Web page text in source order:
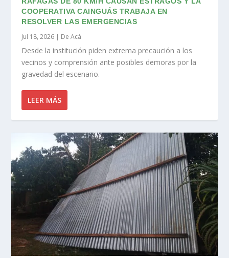
COOPERATIVA CAINGUÁS TRABAJA EN
RESOLVER LAS EMERGENCIAS
Jul 18, 2026 | De Acá
Desde la institución piden extrema precaución a los
vecinos y comprensión ante posibles demoras por la
gravedad del escenario.
LEER MÁS